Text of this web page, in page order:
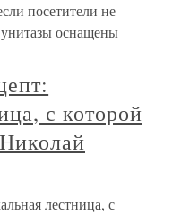
посетители не
оснащены
с которой
лестница, с